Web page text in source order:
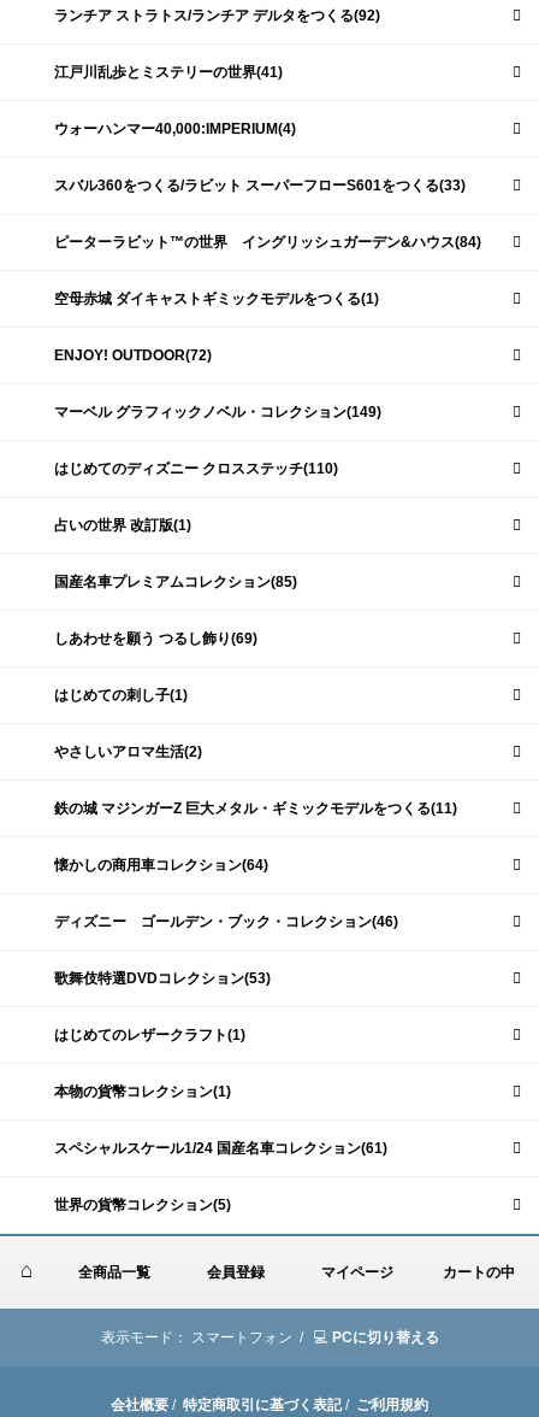
ランチア ストラトス/ランチア デルタをつくる(92)
江戸川乱歩とミステリーの世界(41)
ウォーハンマー40,000:IMPERIUM(4)
スバル360をつくる/ラビット スーパーフローS601をつくる(33)
ピーターラビット™の世界 イングリッシュガーデン&ハウス(84)
空母赤城 ダイキャストギミックモデルをつくる(1)
ENJOY! OUTDOOR(72)
マーベル グラフィックノベル・コレクション(149)
はじめてのディズニー クロスステッチ(110)
占いの世界 改訂版(1)
国産名車プレミアムコレクション(85)
しあわせを願う つるし飾り(69)
はじめての刺し子(1)
やさしいアロマ生活(2)
鉄の城 マジンガーZ 巨大メタル・ギミックモデルをつくる(11)
懐かしの商用車コレクション(64)
ディズニー ゴールデン・ブック・コレクション(46)
歌舞伎特選DVDコレクション(53)
はじめてのレザークラフト(1)
本物の貨幣コレクション(1)
スペシャルスケール1/24 国産名車コレクション(61)
世界の貨幣コレクション(5)
全商品一覧 会員登録 マイページ カートの中
表示モード： スマートフォン / PCに切り替える
会社概要 / 特定商取引に基づく表記/ ご利用規約